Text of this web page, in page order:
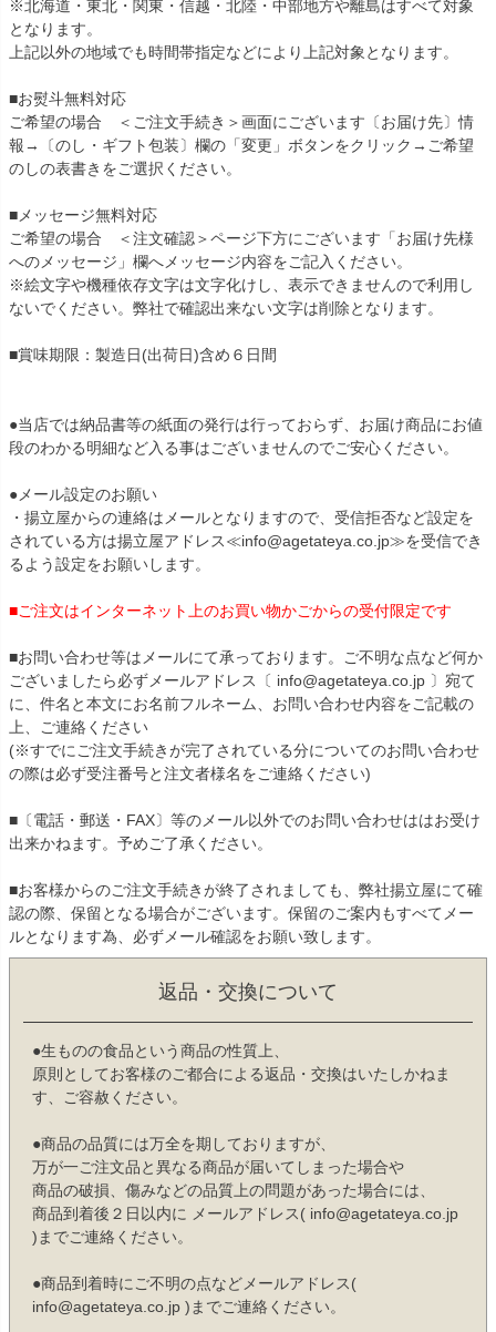
※北海道・東北・関東・信越・北陸・中部地方や離島はすべて対象
となります。
上記以外の地域でも時間帯指定などにより上記対象となります。
■お熨斗無料対応
ご希望の場合 ＜ご注文手続き＞画面にございます〔お届け先〕情
報→〔のし・ギフト包装〕欄の「変更」ボタンをクリック→ご希望
のしの表書きをご選択ください。
■メッセージ無料対応
ご希望の場合 ＜注文確認＞ページ下方にございます「お届け先様
へのメッセージ」欄へメッセージ内容をご記入ください。
※絵文字や機種依存文字は文字化けし、表示できませんので利用し
ないでください。弊社で確認出来ない文字は削除となります。
■賞味期限：製造日(出荷日)含め６日間
●当店では納品書等の紙面の発行は行っておらず、お届け商品にお値
段のわかる明細など入る事はございませんのでご安心ください。
●メール設定のお願い
・揚立屋からの連絡はメールとなりますので、受信拒否など設定を
されている方は揚立屋アドレス≪info@agetateya.co.jp≫を受信でき
るよう設定をお願いします。
■ご注文はインターネット上のお買い物かごからの受付限定です
■お問い合わせ等はメールにて承っております。ご不明な点など何か
ございましたら必ずメールアドレス〔 info@agetateya.co.jp 〕宛て
に、件名と本文にお名前フルネーム、お問い合わせ内容をご記載の
上、ご連絡ください
(※すでにご注文手続きが完了されている分についてのお問い合わせ
の際は必ず受注番号と注文者様名をご連絡ください)
■〔電話・郵送・FAX〕等のメール以外でのお問い合わせははお受け
出来かねます。予めご了承ください。
■お客様からのご注文手続きが終了されましても、弊社揚立屋にて確
認の際、保留となる場合がございます。保留のご案内もすべてメー
ルとなります為、必ずメール確認をお願い致します。
返品・交換について
●生ものの食品という商品の性質上、
原則としてお客様のご都合による返品・交換はいたしかねま
す、ご容赦ください。
●商品の品質には万全を期しておりますが、
万が一ご注文品と異なる商品が届いてしまった場合や
商品の破損、傷みなどの品質上の問題があった場合には、
商品到着後２日以内に メールアドレス( info@agetateya.co.jp
)までご連絡ください。
●商品到着時にご不明の点などメールアドレス(
info@agetateya.co.jp )までご連絡ください。